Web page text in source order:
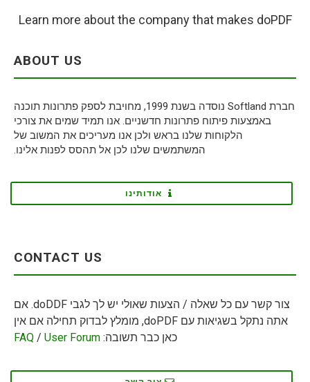
חברת Softland נוסדה בשנת 1999, מחויבת לספק פתרונות תוכנה
הלקוחות שלנו בראש ולכן אנו מעריכים את המשוב של
המשתמשים שלנו לכן אל תהסס לפנות אלינו.
צור קשר עם כל שאלה / הצעות שאולי יש לך לגבי doDDF. אם
כאן כבר תשובה:
FAQ/User Forum